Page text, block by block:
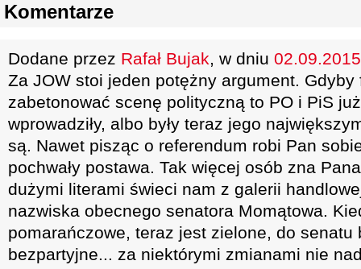
Komentarze
Dodane przez Rafał Bujak, w dniu
Za JOW stoi jeden potężny argument. Gdyby
zabetonować scenę polityczną to PO i PiS
wprowadziły, albo były teraz jego
są. Nawet pisząc o referendum robi Pan
pochwały postawa. Tak więcej osób zna
dużymi literami świeci nam z galerii
nazwiska obecnego senatora Momątowa.
pomarańczowe, teraz jest zielone, do senatu
bezpartyjne... za niektórymi zmianami nie